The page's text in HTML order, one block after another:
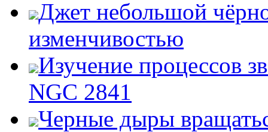
Джет небольшой
изменчивостью
Изучение процессов
NGC 2841
Черные дыры